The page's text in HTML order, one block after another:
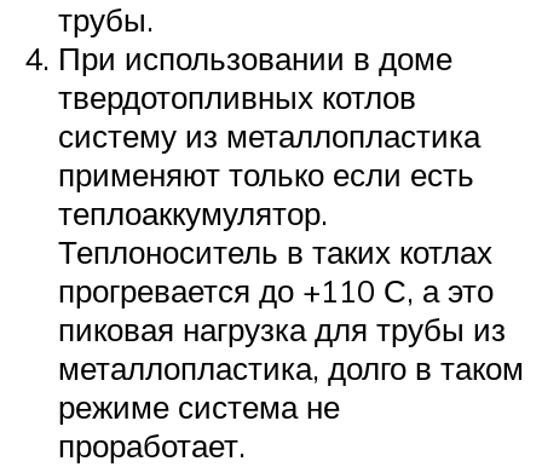
трубы.
При использовании в доме
твердотопливных котлов
систему из металлопластика
применяют только если есть
теплоаккумулятор.
Теплоноситель в таких котлах
прогревается до +110 С, а это
пиковая нагрузка для трубы из
металлопластика, долго в таком
режиме система не
проработает.